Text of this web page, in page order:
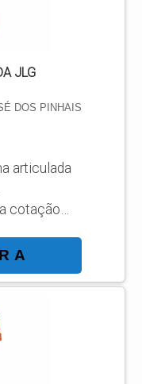
JLG
DOS PINHAIS
articulada
cotação
e
JLG
articulada
vai até